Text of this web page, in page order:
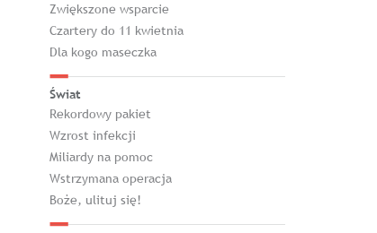
Zwiększone wsparcie
Czartery do 11 kwietnia
Dla kogo maseczka
Świat
Rekordowy pakiet
Wzrost infekcji
Miliardy na pomoc
Wstrzymana operacja
Boże, ulituj się!